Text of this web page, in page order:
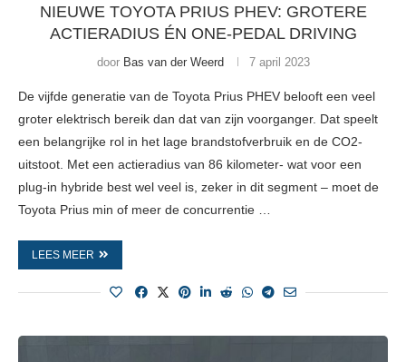
NIEUWE TOYOTA PRIUS PHEV: GROTERE
ACTIERADIUS ÉN ONE-PEDAL DRIVING
door Bas van der Weerd 7 april 2023
De vijfde generatie van de Toyota Prius PHEV belooft een veel
groter elektrisch bereik dan dat van zijn voorganger. Dat speelt
een belangrijke rol in het lage brandstofverbruik en de CO2-
uitstoot. Met een actieradius van 86 kilometer- wat voor een
plug-in hybride best wel veel is, zeker in dit segment – moet de
Toyota Prius min of meer de concurrentie …
LEES MEER